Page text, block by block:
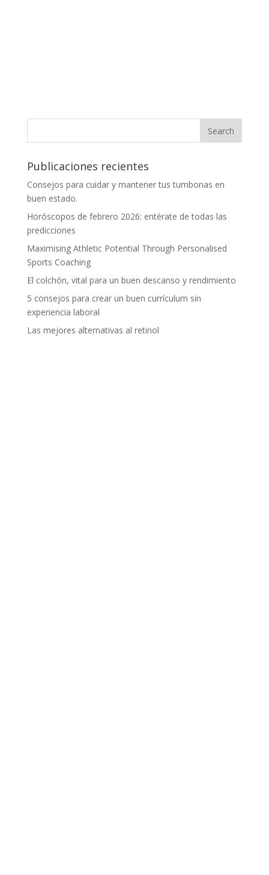
Publicaciones recientes
Consejos para cuidar y mantener tus tumbonas en
buen estado.
Horóscopos de febrero 2026: entérate de todas las
predicciones
Maximising Athletic Potential Through Personalised
Sports Coaching
El colchón, vital para un buen descanso y rendimiento
5 consejos para crear un buen currículum sin
experiencia laboral
Las mejores alternativas al retinol